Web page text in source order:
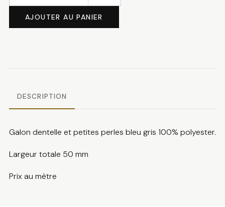
Galon
AJOUTER AU PANIER
DESCRIPTION
Galon dentelle et petites perles bleu gris 100% polyester.
Largeur totale 50 mm
Prix au mètre